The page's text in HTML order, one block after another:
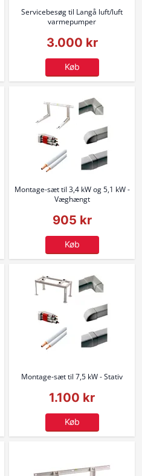
Servicebesøg til Langå luft/luft
varmepumper
3.000 kr
Køb
Montage-sæt til 3,4 kW og 5,1 kW -
Væghængt
905 kr
Køb
Montage-sæt til 7,5 kW - Stativ
1.100 kr
Køb